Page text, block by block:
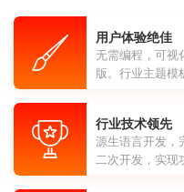
用户体验绝佳
无需编程，可视
版。行业主题模
行业技术领先
源生语言开发，
二次开发，实现